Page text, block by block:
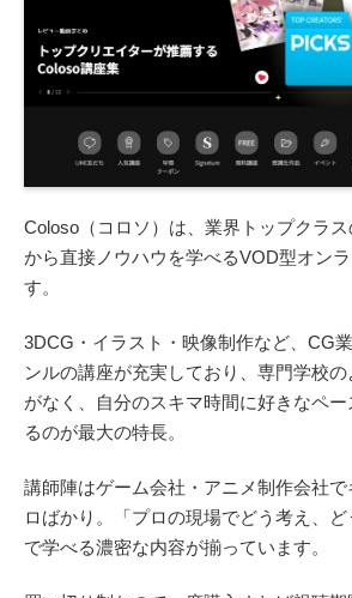
Coloso（コロソ）は、業界トップクラ
から直接ノウハウを学べるVOD型オン
す。
3DCG・イラスト・映像制作など、CG
ンルの講座が充実しており、専門学校
がなく、自分のスキマ時間に好きなペ
るのが最大の特長。
講師陣はゲーム会社・アニメ制作会社
ロばかり。「プロの現場でどう考え、
で学べる濃密な内容が揃っています。